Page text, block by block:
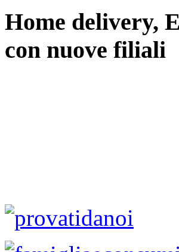
Home delivery,
con nuove filiali